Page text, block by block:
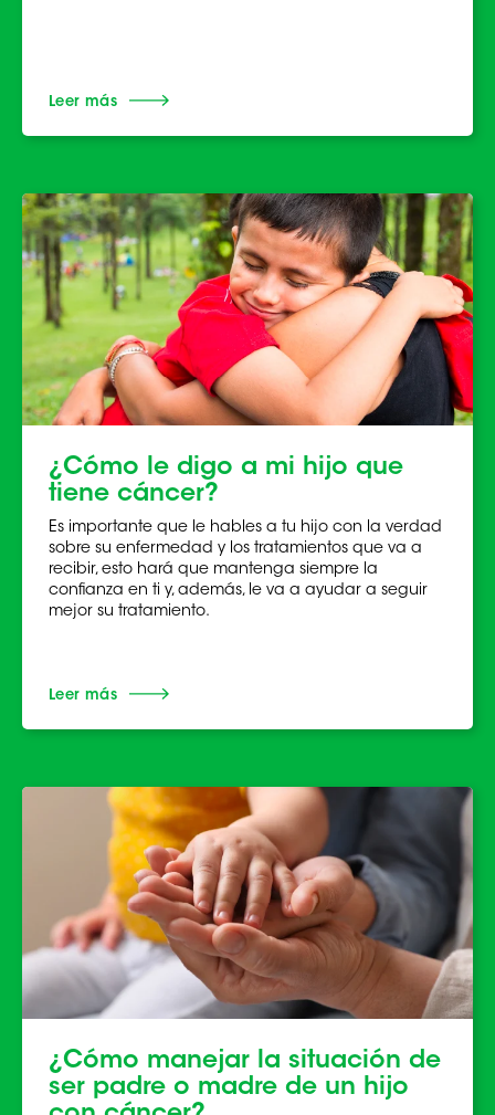
Leer más
¿Cómo le digo a mi hijo que
tiene cáncer?
Es importante que le hables a tu hijo con la verdad
sobre su enfermedad y los tratamientos que va a
recibir, esto hará que mantenga siempre la
confianza en ti y, además, le va a ayudar a seguir
mejor su tratamiento.
Leer más
¿Cómo manejar la situación de
ser padre o madre de un hijo